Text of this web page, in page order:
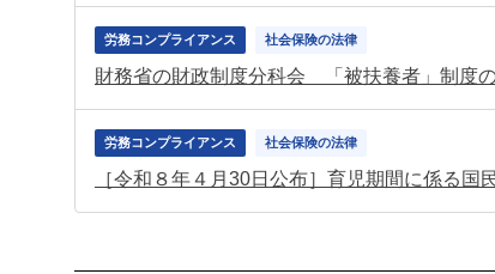
労務コンプライアンス 社会保険の法律
財務省の財政制度分科会 「被扶養者」制度
労務コンプライアンス 社会保険の法律
［令和８年４月30日公布］育児期間に係る